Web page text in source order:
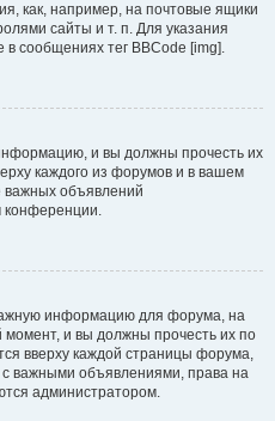
как, например, на почтовые ящики
сайты и т. п. Для указания
в сообщениях тег BBCode [img].
и вы должны прочесть их
каждого из форумов и в вашем
важных объявлений
конференции.
информацию для форума, на
и вы должны прочесть их по
вверху каждой страницы форума,
с важными объявлениями, права на
администратором.